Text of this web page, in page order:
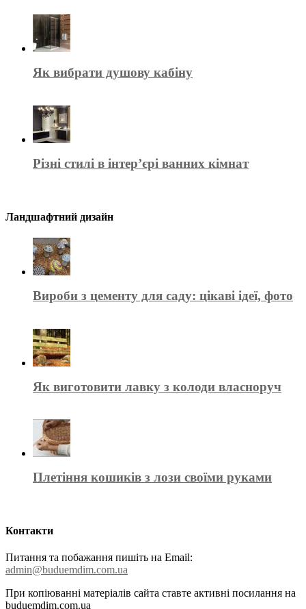
Як вибрати душову кабіну
Різні стилі в інтер’єрі ванних кімнат
Ландшафтний дизайн
Вироби з цементу для саду: цікаві ідеї, фото
Як виготовити лавку з колоди власноруч
Плетіння кошиків з лози своїми руками
Контакти
Питання та побажання пишіть на Email:
admin@buduemdim.com.ua
При копіюванні матеріалів сайта ставте активні посилання на
buduemdim.com.ua